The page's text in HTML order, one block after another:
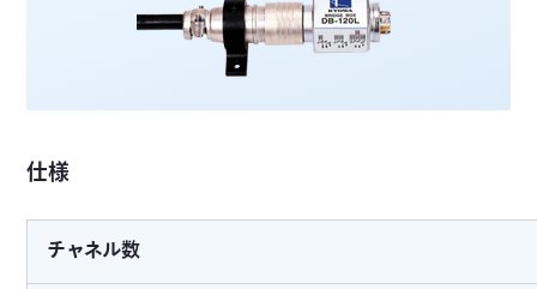
仕様
チャネル数